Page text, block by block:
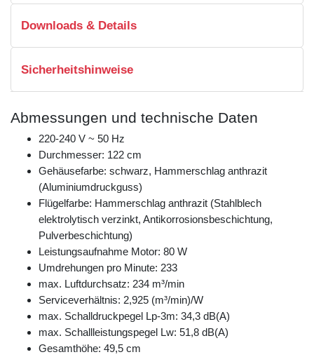
Downloads & Details
Sicherheitshinweise
Abmessungen und technische Daten
220-240 V ~ 50 Hz
Durchmesser: 122 cm
Gehäusefarbe: schwarz, Hammerschlag anthrazit
(Aluminiumdruckguss)
Flügelfarbe: Hammerschlag anthrazit (Stahlblech
elektrolytisch verzinkt, Antikorrosionsbeschichtung,
Pulverbeschichtung)
Leistungsaufnahme Motor: 80 W
Umdrehungen pro Minute: 233
max. Luftdurchsatz: 234 m³/min
Serviceverhältnis: 2,925 (m³/min)/W
max. Schalldruckpegel Lp-3m: 34,3 dB(A)
max. Schallleistungspegel Lw: 51,8 dB(A)
Gesamthöhe: 49,5 cm